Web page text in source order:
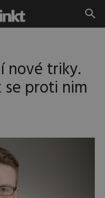
nové triky.
proti nim